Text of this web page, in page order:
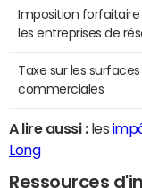
Imposition forfaitaire
les entreprises de
Taxe sur les surfaces
commerciales
A lire aussi :les
Long
Ressources